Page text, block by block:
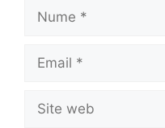
Nume
Email
Site
web